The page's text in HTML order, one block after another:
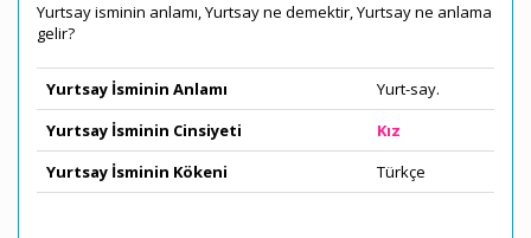
Yurtsay isminin anlamı, Yurtsay ne demektir, Yurtsay ne anlama
gelir?
Yurtsay İsminin Anlamı
Yurt-say.
Yurtsay İsminin Cinsiyeti
Kız
Yurtsay İsminin Kökeni
Türkçe